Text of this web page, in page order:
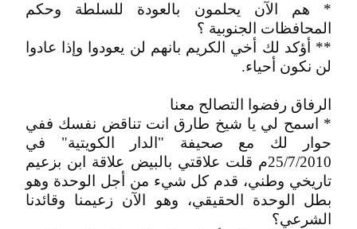
* هم الآن يحلمون بالعودة للسلطة وحكم
المحافظات الجنوبية ؟
** أؤكد لك أخي الكريم بانهم لن يعودوا وإذا عادوا
لن نكون أحياء.
الرفاق رفضوا التصالح معنا
* اسمح لي يا شيخ طارق انت تناقض نفسك ففي
حوار لك مع صحيفة "الدار الكويتية" في
25/7/2010م قلت علاقتي بالبيض علاقة ابن بزعيم
تاريخي وطني، قدم كل شيء من أجل الوحدة وهو
بطل الوحدة الحقيقي، وهو الآن زعيمنا وقائدنا
الشرعي؟